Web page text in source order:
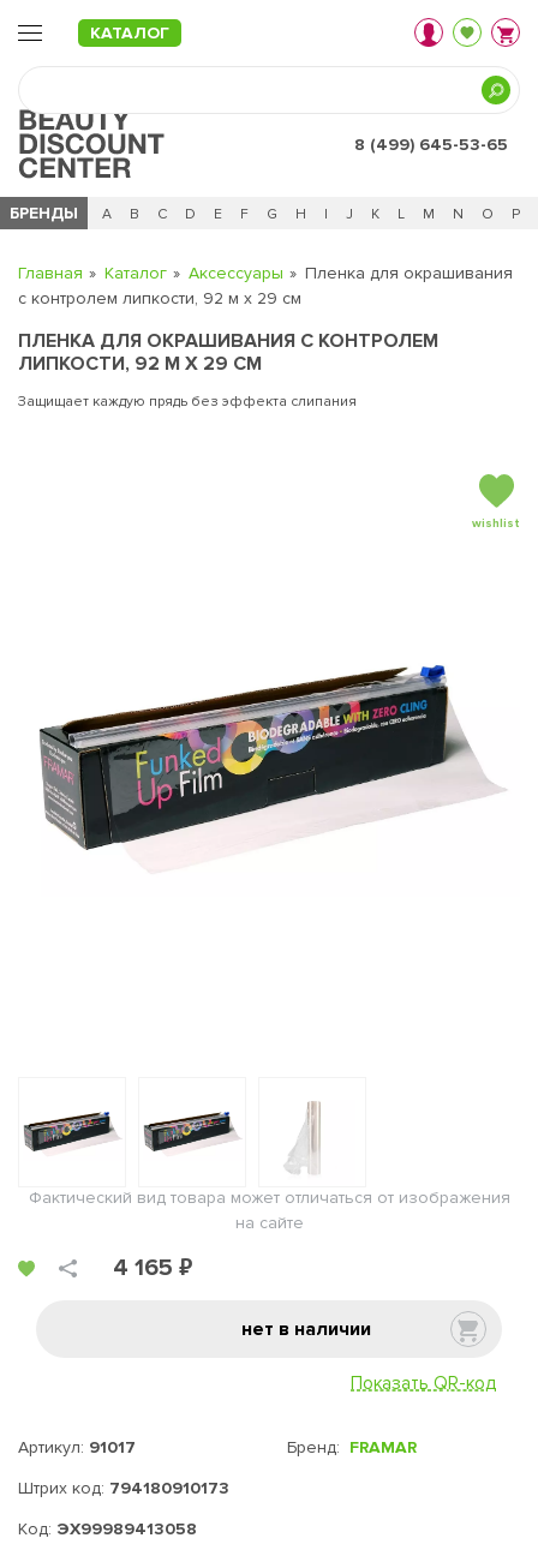
КАТАЛОГ
8 (499) 645-53-65
БРЕНДЫ
Ч 0 - 9 A B C D E F G H I J K L M N O P
Главная Каталог Аксессуары
Пленка для окрашивания
с контролем липкости, 92 м х 29 см
ПЛЕНКА ДЛЯ ОКРАШИВАНИЯ С КОНТРОЛЕМ
ЛИПКОСТИ, 92 М Х 29 СМ
Защищает каждую прядь без эффекта слипания
wishlist
Фактический вид товара может отличаться от изображения
на сайте
4 165 ₽
нет в наличии
Показать QR-код
Артикул: 91017
Штрих код: 794180910173
Код: ЭХ99989413058
Бренд: FRAMAR